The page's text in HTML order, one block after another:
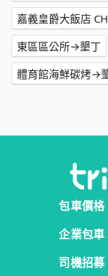
嘉義皇爵大飯店
東區區公所→墾丁
體育館海鮮碳烤→
包車價格
企業包車
司機招募